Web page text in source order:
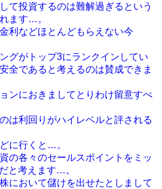
て投資するのは難解過ぎるという
ます…。
利などほとんどもらえない今
グがトップ3にランクインしてい
全であると考えるのは賛成できま
ンにおきましてとりわけ留意すべ
は利回りがハイレベルと評される
に行くと…。
の各々のセールスポイントをミッ
と考えます…。
において儲けを出せたとしまして